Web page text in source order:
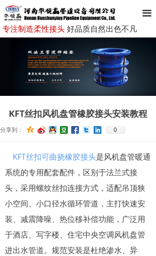
끀
网站首页
走进华顺赢
华顺赢产品
新闻资讯
成功案例
客户服务
企业文化
在线留言
联系我们
专注制造柔性接头好品质自然出色不凡
KFT丝扣风机盘管橡胶接头安装教程
KFT丝扣可曲挠橡胶接头是风机盘管暖通
系统的专用配套配件，区别于法兰式接
头，采用螺纹丝扣连接方式，适配吊顶狭
小空间、小口径水循环管道，主打快速安
装、减震降噪、热位移补偿功能，广泛用
于酒店、写字楼、住宅中央空调风机盘管
进出水管道。规范安装是杜绝渗水、异
分享到： 0